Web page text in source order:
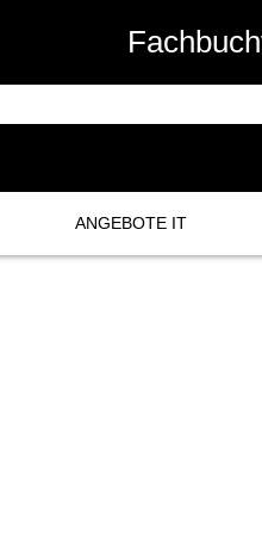
ANGEBOTE IT